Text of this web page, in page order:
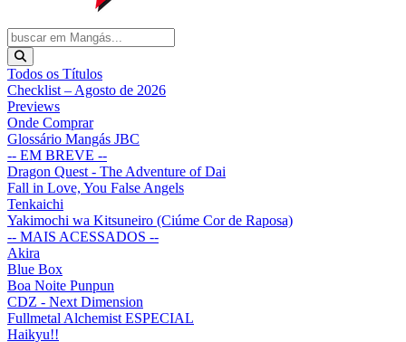
Todos os Títulos
Checklist – Agosto de 2026
Previews
Onde Comprar
Glossário Mangás JBC
-- EM BREVE --
Dragon Quest - The Adventure of Dai
Fall in Love, You False Angels
Tenkaichi
Yakimochi wa Kitsuneiro (Ciúme Cor de Raposa)
-- MAIS ACESSADOS --
Akira
Blue Box
Boa Noite Punpun
CDZ - Next Dimension
Fullmetal Alchemist ESPECIAL
Haikyu!!